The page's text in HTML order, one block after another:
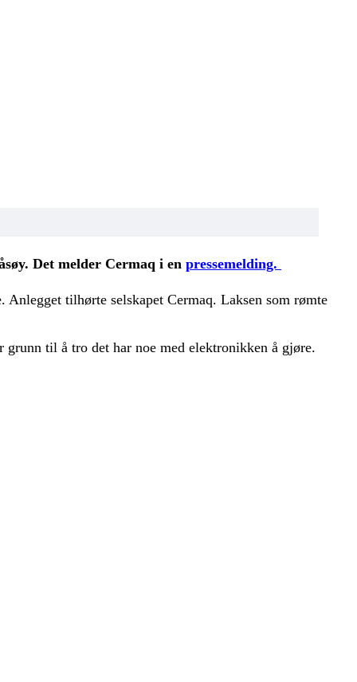
Det melder Cermaq i en pressemelding.
tilhørte selskapet Cermaq. Laksen som rømte
grunn til å tro det har noe med elektronikken å gjøre.